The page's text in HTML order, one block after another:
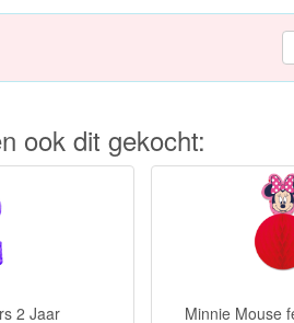
ook dit gekocht:
2 Jaar Minnie Mouse